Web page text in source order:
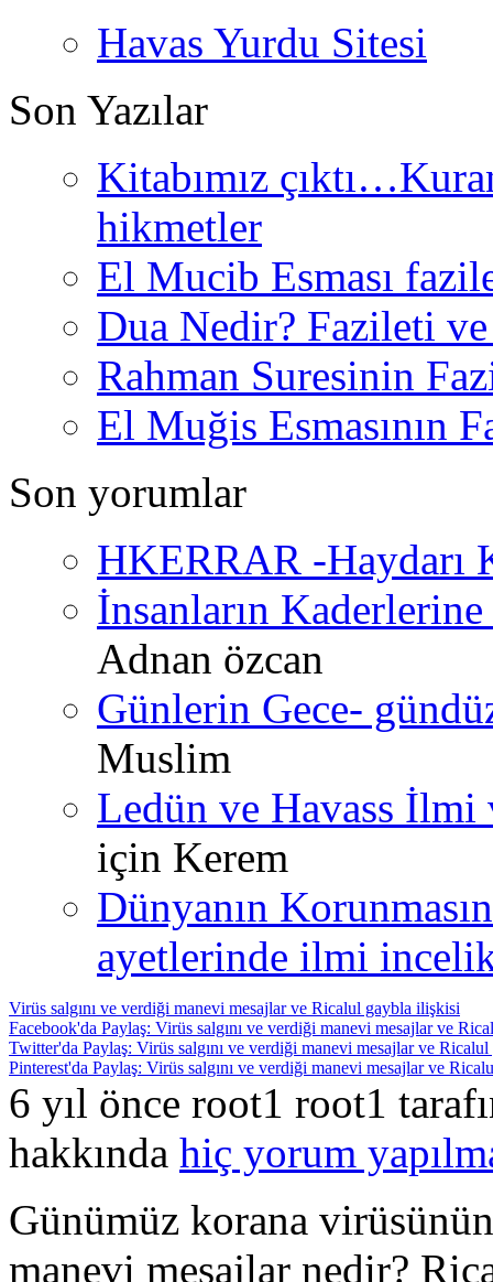
Havas Yurdu Sitesi
Son Yazılar
Kitabımız
hikmetler
El Mucib Esması
Dua Nedir? Fazileti
Rahman Suresinin
El Muğis Esmasının
Son yorumlar
HKERRAR -Haydarı
İnsanların
Adnan özcan
Günlerin Gece-
Muslim
Ledün ve Havass İlmi
için Kerem
Dünyanın
ayetlerinde ilmi
Virüs salgını ve verdiği manevi mesajlar ve Ricalul gaybla ilişkisi
Facebook'da Paylaş: Virüs salgını ve verdiği manevi mesajlar ve
Twitter'da Paylaş: Virüs salgını ve verdiği manevi mesajlar ve
Pinterest'da Paylaş: Virüs salgını ve verdiği manevi mesajlar ve
6 yıl önce root1 root1
hakkında hiç yorum
Günümüz korana
manevi mesajlar nedir?